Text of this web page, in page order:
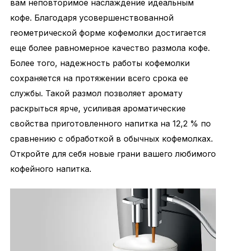
Количество напитков
вам неповторимое наслаждение идеальным
кофе. Благодаря усовершенствованной
геометрической форме кофемолки достигается
еще более равномерное качество размола кофе.
Более того, надежность работы кофемолки
сохраняется на протяжении всего срока ее
службы. Такой размол позволяет аромату
раскрыться ярче, усиливая ароматические
свойства приготовленного напитка на 12,2 % по
сравнению с обработкой в обычных кофемолках.
Откройте для себя новые грани вашего любимого
кофейного напитка.